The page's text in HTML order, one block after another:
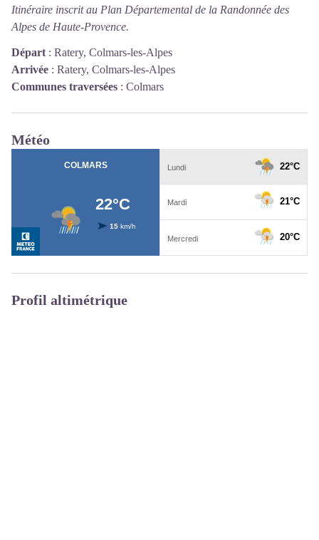
Itinéraire inscrit au Plan Départemental de la Randonnée des
Alpes de Haute-Provence.
Départ : Ratery, Colmars-les-Alpes
Arrivée : Ratery, Colmars-les-Alpes
Communes traversées : Colmars
Météo
Profil altimétrique